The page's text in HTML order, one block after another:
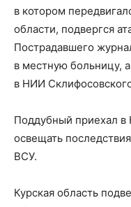
в котором
области, подвергся
Пострадавшего
в местную больницу,
в НИИ
Поддубный приехал в
освещать
ВСУ.
Курская область